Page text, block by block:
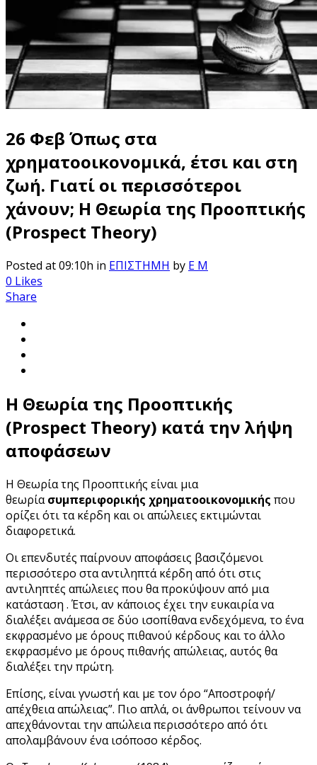
26 Φεβ Όπως στα
χρηματοοικονομικά, έτσι και στη
ζωή. Γιατί οι περισσότεροι
χάνουν; Η Θεωρία της Προοπτικής
(Prospect Theory)
Posted at 09:10h in ΕΠΙΣΤΗΜΗ by E M
0 Likes
Share
Η Θεωρία της Προοπτικής
(Prospect Theory) κατά την λήψη
αποφάσεων
Η Θεωρία της Προοπτικής είναι μια
θεωρίασυμπεριφορικής χρηματοοικονομικής που
ορίζει ότι τα κέρδη και οι απώλειες εκτιμώνται
διαφορετικά.
Οι επενδυτές παίρνουν αποφάσεις βασιζόμενοι
περισσότερο στα αντιληπτά κέρδη από ότι στις
αντιληπτές απώλειες που θα προκύψουν από μια
κατάσταση . Έτσι, αν κάποιος έχει την ευκαιρία να
διαλέξει ανάμεσα σε δύο ισοπίθανα ενδεχόμενα, το ένα
εκφρασμένο με όρους πιθανού κέρδους και το άλλο
εκφρασμένο με όρους πιθανής απώλειας, αυτός θα
διαλέξει την πρώτη.
Επίσης, είναι γνωστή και με τον όρο “Αποστροφή/
απέχθεια απώλειας”. Πιο απλά, οι άνθρωποι τείνουν να
απεχθάνονται την απώλεια περισσότερο από ότι
απολαμβάνουν ένα ισόποσο κέρδος.